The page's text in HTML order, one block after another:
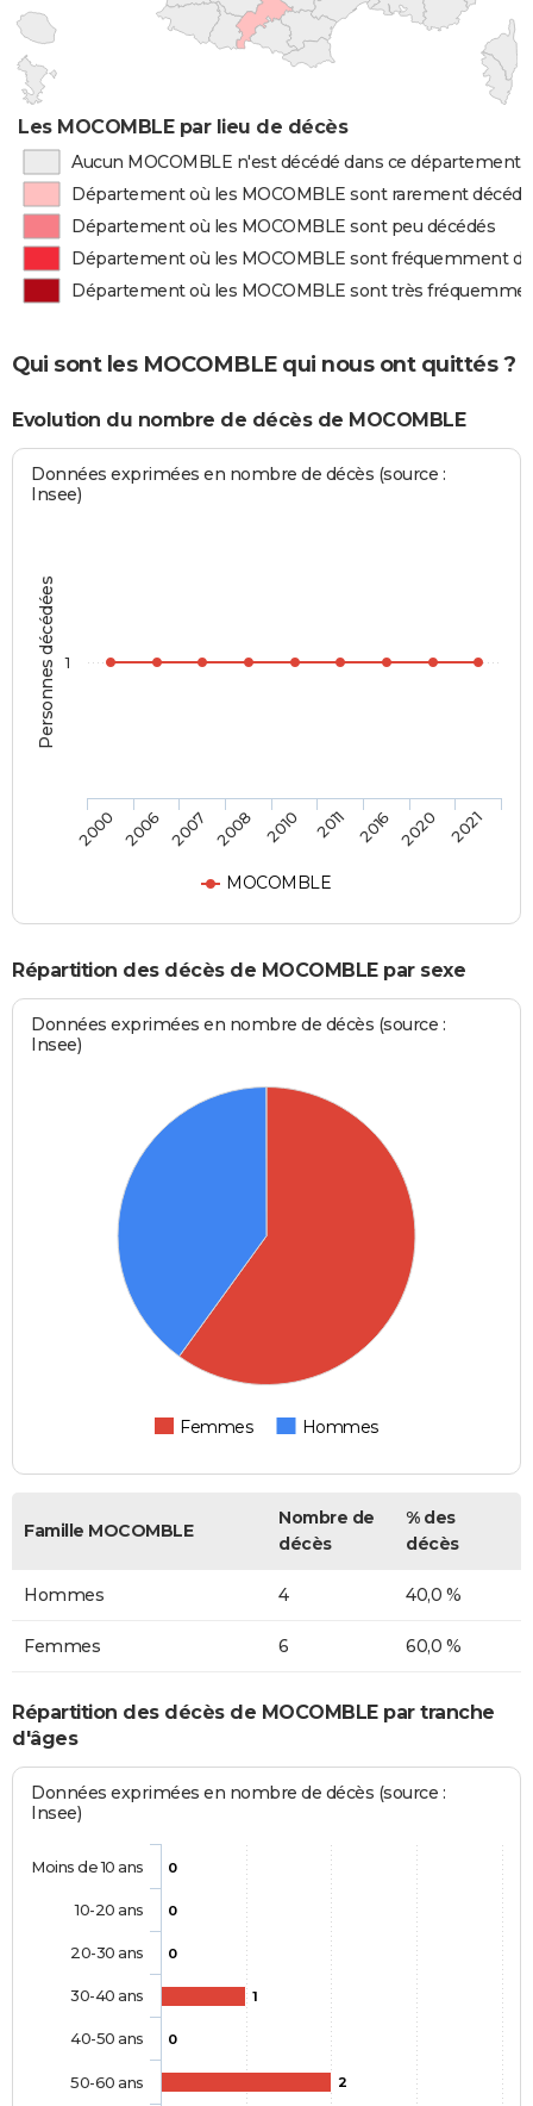
Les MOCOMBLE par lieu de décès
Aucun MOCOMBLE n'est décédé dans ce département
Département où les MOCOMBLE sont rarement
Département où les MOCOMBLE sont peu décédés
Département où les MOCOMBLE sont fréquemment
Département où les MOCOMBLE sont très
Qui sont les MOCOMBLE qui nous ont quittés ?
Evolution du nombre de décès de MOCOMBLE
Personnes décédées
Données exprimées en nombre de décès (source :
Insee)
MOCOMBLE
2000 2006 2007 2008 2010 2011 2016 2020 2021
1
Répartition des décès de MOCOMBLE par sexe
Données exprimées en nombre de décès (source :
Insee)
Femmes Hommes
Famille MOCOMBLE
Nombre de
décès
% des
décès
Hommes 4 40,0 %
Femmes 6 60,0 %
Répartition des décès de MOCOMBLE par tranche
d'âges
Données exprimées en nombre de décès (source :
Insee)
0
0
0
1
0
2
Moins de 10 ans
10-20 ans
20-30 ans
30-40 ans
40-50 ans
50-60 ans